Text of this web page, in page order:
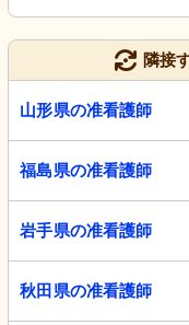
隣接
山形県の准看護師
福島県の准看護師
岩手県の准看護師
秋田県の准看護師